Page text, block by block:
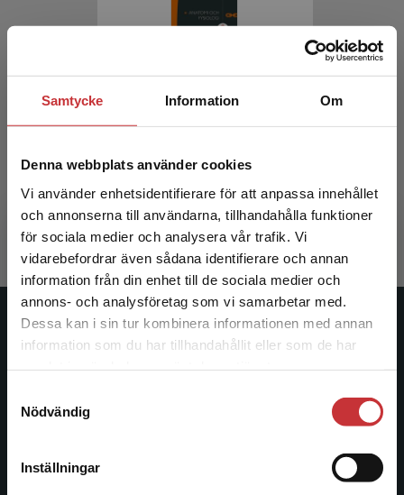
Samtycke Information Om
Denna webbplats använder cookies
Vi använder enhetsidentifierare för att anpassa innehållet
och annonserna till användarna, tillhandahålla funktioner
för sociala medier och analysera vår trafik. Vi
vidarebefordrar även sådana identifierare och annan
information från din enhet till de sociala medier och
annons- och analysföretag som vi samarbetar med.
Dessa kan i sin tur kombinera informationen med annan
information som du har tillhandahållit eller som de har
Nödvändig
Inställningar
Begränsad fraktregion
Det verkar som att du besöker
studentlitteratur.se via en enhet utanför Sverige.
Vi erbjuder inte leveranser utanför Sverige. För
att kunna slutföra ett köp måste
Anatomi och fysiologi
Exkl. moms: 585 kr
Studentlitteratur
Studentlitteratur grundades 1963 och är idag Sveriges
ledande utbildningsförlag. Med läromedel, kurslitteratur,
facklitteratur, utbildningar och digitala
längs hela kunskapsresan.